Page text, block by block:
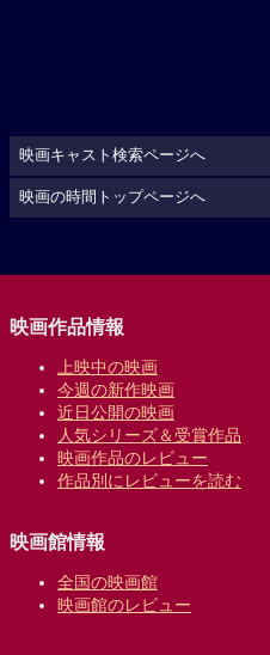
映画キャスト検索ページへ
映画の時間トップページへ
映画作品情報
上映中の映画
今週の新作映画
近日公開の映画
人気シリーズ＆受賞作品
映画作品のレビュー
作品別にレビューを読む
映画館情報
全国の映画館
映画館のレビュー